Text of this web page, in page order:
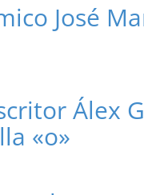
José
Álex
«o»